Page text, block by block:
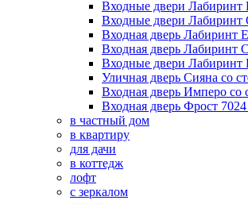
Входные двери Лабиринт
Входные двери Лабиринт
Входная дверь Лабиринт
Входная дверь Лабиринт
Входные двери Лабиринт
Уличная дверь Сияна со
Входная дверь Имперо со
Входная дверь Фрост
в частный дом
в квартиру
для дачи
в коттедж
лофт
с зеркалом